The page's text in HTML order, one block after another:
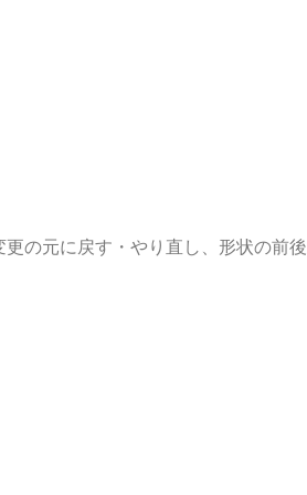
の元に戻す・やり直し、形状の前